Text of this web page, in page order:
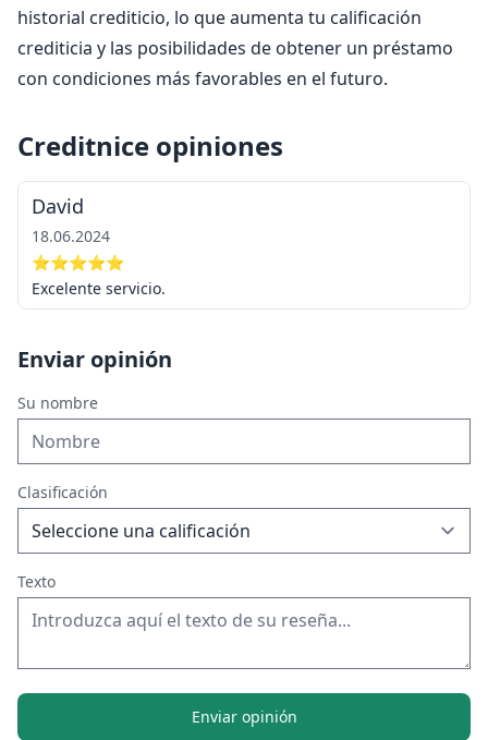
historial crediticio, lo que aumenta tu calificación
crediticia y las posibilidades de obtener un préstamo
con condiciones más favorables en el futuro.
Creditnice opiniones
David
18.06.2024
⭐⭐⭐⭐⭐
Excelente servicio.
Enviar opinión
Su nombre
Clasificación
Texto
Enviar opinión